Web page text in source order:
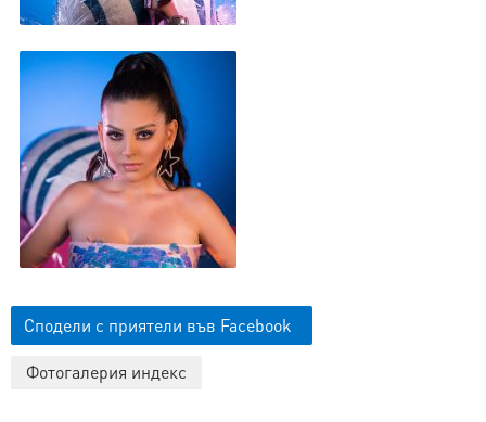
Сподели с приятели във Facebook
Фотогалерия индекс